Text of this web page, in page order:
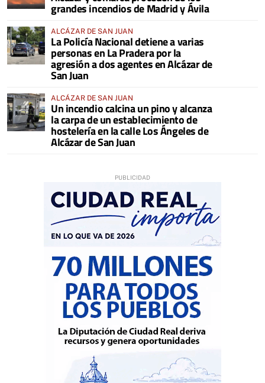
grandes incendios de Madrid y Ávila
ALCÁZAR DE SAN JUAN
La Policía Nacional detiene a varias
personas en La Pradera por la
agresión a dos agentes en Alcázar de
San Juan
ALCÁZAR DE SAN JUAN
Un incendio calcina un pino y alcanza
la carpa de un establecimiento de
hostelería en la calle Los Ángeles de
Alcázar de San Juan